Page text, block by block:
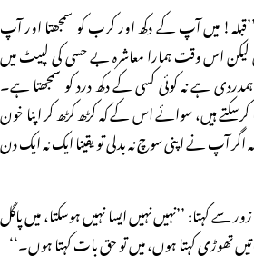
’’قبلہ! میں آپ کے دکھ اور کرب کو سمجھتا اور آپ
اس وقت ہمارا معاشرہ بے حسی کی لپیٹ میں
ہے نہ کوئی کسی کے دکھ درد کو سمجھتا ہے۔
کرسکتے ہیں، سوائے اس کے کہ کڑھ کڑھ کر اپنا خون
آپ نے اپنی سوچ نہ بدلی تو یقینا ایک نہ ایک دن
سے کہتا: ’’نہیں نہیں ایسا نہیں ہوسکتا، میں پاگل
تھوڑی کہتا ہوں، میں تو حق بات کہتا ہوں۔‘‘